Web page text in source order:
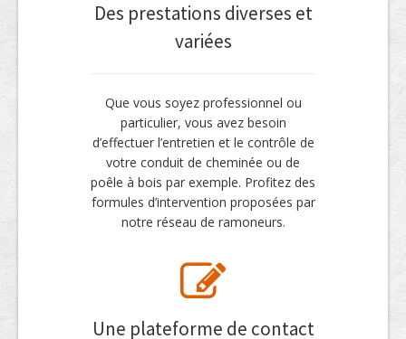
Des prestations diverses et
variées
Que vous soyez professionnel ou
particulier, vous avez besoin
d’effectuer l’entretien et le contrôle de
votre conduit de cheminée ou de
poêle à bois par exemple. Profitez des
formules d’intervention proposées par
notre réseau de ramoneurs.
Une plateforme de contact